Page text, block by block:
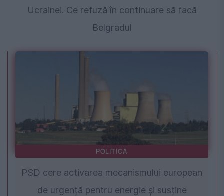
Ucrainei. Ce refuză în continuare să facă
Belgradul
POLITICA
PSD cere activarea mecanismului european
de urgență pentru energie și susține